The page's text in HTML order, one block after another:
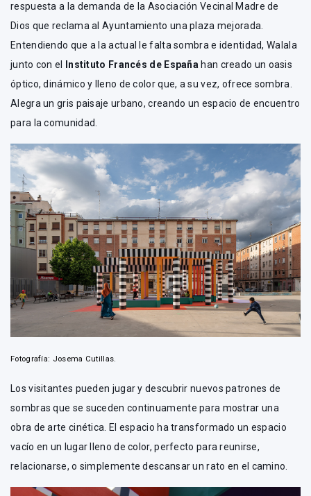
respuesta a la demanda de la Asociación Vecinal Madre de
Dios que reclama al Ayuntamiento una plaza mejorada.
Entendiendo que a la actual le falta sombra e identidad, Walala
junto con el
Instituto Francés de España han creado un oasis
óptico, dinámico y lleno de color que, a su vez, ofrece sombra.
Alegra un gris paisaje urbano, creando un espacio de encuentro
para la comunidad.
Fotografía: Josema Cutillas.
Los visitantes pueden jugar y descubrir nuevos patrones de
sombras que se suceden continuamente para mostrar una
obra de arte cinética. El espacio ha transformado un espacio
vacío en un lugar lleno de color, perfecto para reunirse,
relacionarse, o simplemente descansar un rato en el camino.